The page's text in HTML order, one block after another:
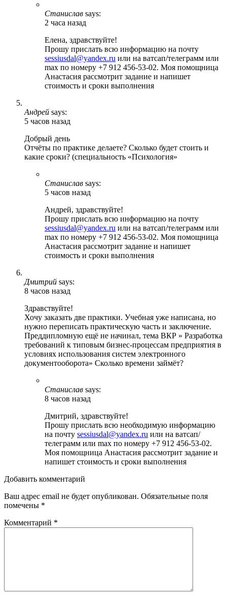
Станислав says:
2 часа назад
Елена, здравствуйте!
Прошу прислать всю информацию на почту
sessiusdal@yandex.ru или на ватсап/телеграмм или
max по номеру +7 912 456-53-02. Моя помощница
Анастасия рассмотрит задание и напишет
стоимость и сроки выполнения
Андрей says:
5 часов назад
Добрый день
Отчёты по практике делаете? Сколько будет стоить и
какие сроки? (специальность «Психология»
Станислав says:
5 часов назад
Андрей, здравствуйте!
Прошу прислать всю информацию на почту
sessiusdal@yandex.ru или на ватсап/телеграмм или
max по номеру +7 912 456-53-02. Моя помощница
Анастасия рассмотрит задание и напишет
стоимость и сроки выполнения
Дмитрий says:
8 часов назад
Здравствуйте!
Хочу заказать две практики. Учебная уже написана, но
нужно переписать практическую часть и заключение.
Преддипломную ещё не начинал, тема ВКР » Разработка
требований к типовым бизнес-процессам предприятия в
условиях использования систем электронного
документооборота» Сколько времени займёт?
Станислав says:
8 часов назад
Дмитрий, здравствуйте!
Прошу прислать всю необходимую информацию
на почту sessiusdal@yandex.ru или на ватсап/
телеграмм или max по номеру +7 912 456-53-02.
Моя помощница Анастасия рассмотрит задание и
напишет стоимость и сроки выполнения
Добавить комментарий
Ваш адрес email не будет опубликован. Обязательные поля
помечены *
Комментарий *